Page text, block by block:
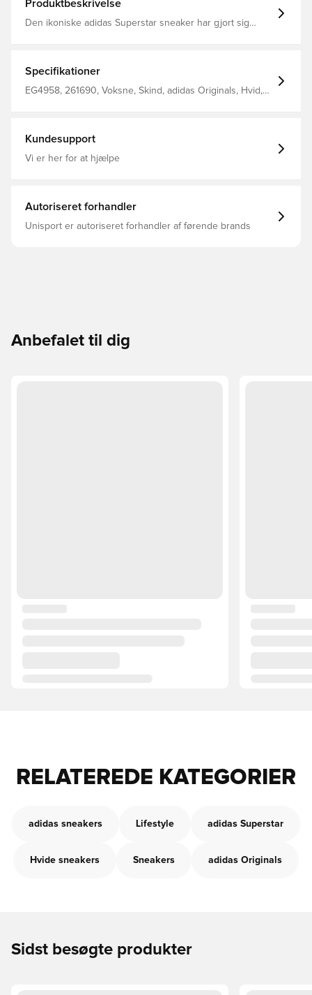
Produktbeskrivelse
Den ikoniske adidas Superstar sneaker har gjort sig
fremstille overdelen, er lavet med mindst 50 %
genanvendt indhold Snørelukning Overdel i læder For i
tekstil Ydersål i gummi
Specifikationer
EG4958, 261690, Voksne, Skind, adidas Originals, Hvid,
Kundesupport
Vi er her for at hjælpe
Autoriseret forhandler
Unisport er autoriseret forhandler af førende brands
Anbefalet til dig
RELATEREDE KATEGORIER
adidas sneakers Lifestyle adidas Superstar
Hvide sneakers Sneakers adidas Originals
Sidst besøgte produkter